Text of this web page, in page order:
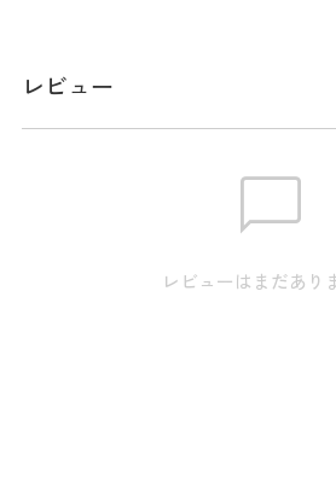
※本表示は実寸となります。
レビュー
レビューはまだあり